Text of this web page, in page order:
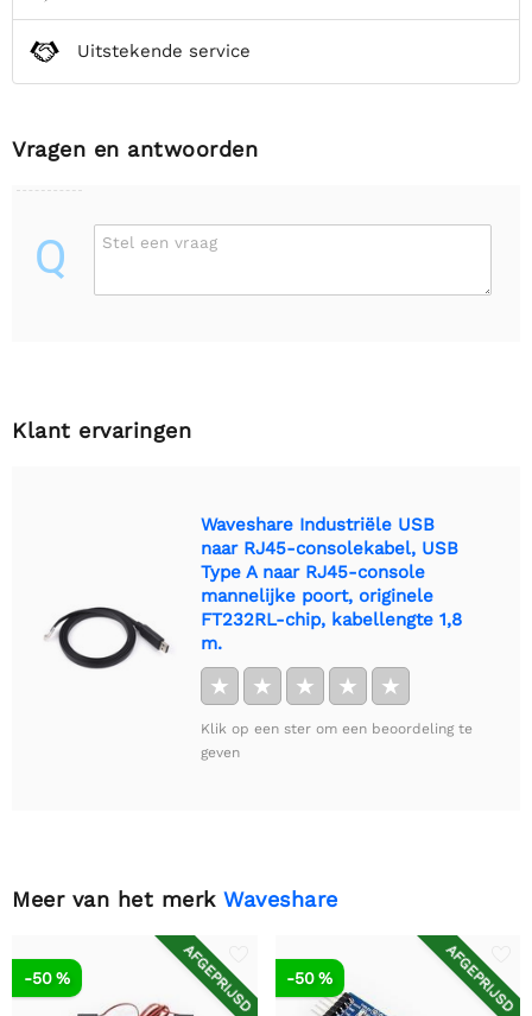
Uitstekende service
Vragen en antwoorden
Q Stel een vraag
Klant ervaringen
Waveshare Industriële USB
naar RJ45-consolekabel, USB
Type A naar RJ45-console
mannelijke poort, originele
FT232RL-chip, kabellengte 1,8
m.
★ ★ ★ ★ ★
Klik op een ster om een beoordeling te
geven
Meer van het merk Waveshare
AFGEPRIJSD
-50 % AFGEPRIJSD
-50 %